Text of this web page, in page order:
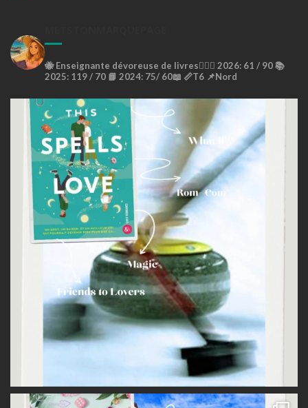
🐝Enseignante dévoreuse de livres🙇🏼‍♀️ 2026: 61 / 90 📚
2025: 119 / 70 📘 2024: 75/ 60📖 📏T6 📌Nord